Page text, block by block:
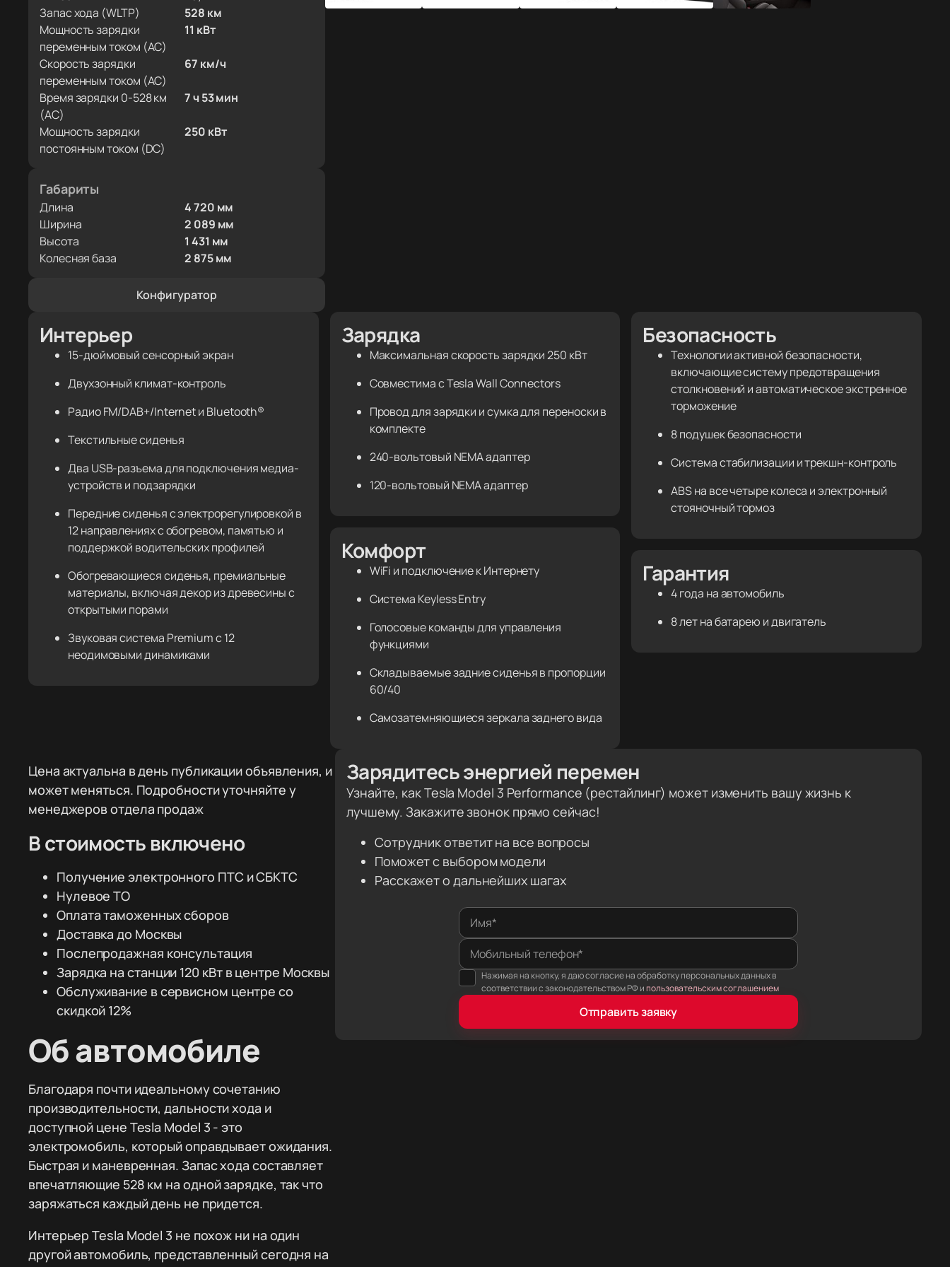
Запас хода (WLTP)
528 км
Мощность зарядки
переменным током (AC)
11 кВт
Скорость зарядки
переменным током (AC)
67 км/ч
Время зарядки 0-528 км
(AC)
7 ч 53 мин
Мощность зарядки
постоянным током (DC)
250 кВт
Габариты
Длина
4 720 мм
Ширина
2 089 мм
Высота
1 431 мм
Колесная база
2 875 мм
Конфигуратор
Интерьер
15-дюймовый сенсорный экран
Двухзонный климат-контроль
Радио FM/DAB+/Internet и Bluetooth®
Текстильные сиденья
Два USB-разъема для подключения медиа-
устройств и подзарядки
Передние сиденья с электрорегулировкой в
12 направлениях с обогревом, памятью и
поддержкой водительских профилей
Обогревающиеся сиденья, премиальные
материалы, включая декор из древесины с
открытыми порами
Звуковая система Premium с 12
неодимовыми динамиками
Зарядка
Максимальная скорость зарядки 250 кВт
Совместима с Tesla Wall Connectors
Провод для зарядки и сумка для переноски в
комплекте
240-вольтовый NEMA адаптер
120-вольтовый NEMA адаптер
Комфорт
WiFi и подключение к Интернету
Система Keyless Entry
Голосовые команды для управления
функциями
Складываемые задние сиденья в пропорции
60/40
Самозатемняющиеся зеркала заднего вида
Безопасность
Технологии активной безопасности,
включающие систему предотвращения
столкновений и автоматическое экстренное
торможение
8 подушек безопасности
Система стабилизации и трекшн-контроль
ABS на все четыре колеса и электронный
стояночный тормоз
Гарантия
4 года на автомобиль
8 лет на батарею и двигатель
Цена актуальна в день публикации объявления, и
может меняться. Подробности уточняйте у
менеджеров отдела продаж
В стоимость включено
Получение электронного ПТС и СБКТС
Нулевое ТО
Оплата таможенных сборов
Доставка до Москвы
Послепродажная консультация
Зарядка на станции 120 кВт в центре Москвы
Обслуживание в сервисном центре со
скидкой 12%
Об автомобиле
Благодаря почти идеальному сочетанию
производительности, дальности хода и
доступной цене Tesla Model 3 - это
электромобиль, который оправдывает ожидания.
Быстрая и маневренная. Запас хода составляет
впечатляющие 528 км на одной зарядке, так что
заряжаться каждый день не придется.
Интерьер Tesla Model 3 не похож ни на один
другой автомобиль, представленный сегодня на
Зарядитесь энергией перемен
Узнайте, как Tesla Model 3 Performance (рестайлинг) может изменить вашу жизнь к
лучшему. Закажите звонок прямо сейчас!
Сотрудник ответит на все вопросы
Поможет с выбором модели
Расскажет о дальнейших шагах
Имя*
Мобильный телефон*
Нажимая на кнопку, я даю согласие на обработку персональных данных в
соответствии с законодательством РФ ипользовательским соглашением
Отправить заявку